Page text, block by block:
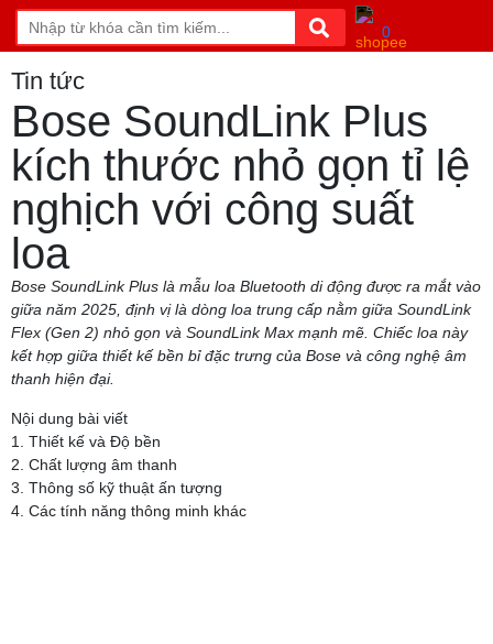
0
Tin tức
Bose SoundLink Plus
kích thước nhỏ gọn tỉ lệ
nghịch với công suất
loa
Bose SoundLink Plus là mẫu loa Bluetooth di động được ra mắt vào
giữa năm 2025, định vị là dòng loa trung cấp nằm giữa SoundLink
Flex (Gen 2) nhỏ gọn và SoundLink Max mạnh mẽ. Chiếc loa này
kết hợp giữa thiết kế bền bỉ đặc trưng của Bose và công nghệ âm
thanh hiện đại.
Nội dung bài viết
1. Thiết kế và Độ bền
2. Chất lượng âm thanh
3. Thông số kỹ thuật ấn tượng
4. Các tính năng thông minh khác